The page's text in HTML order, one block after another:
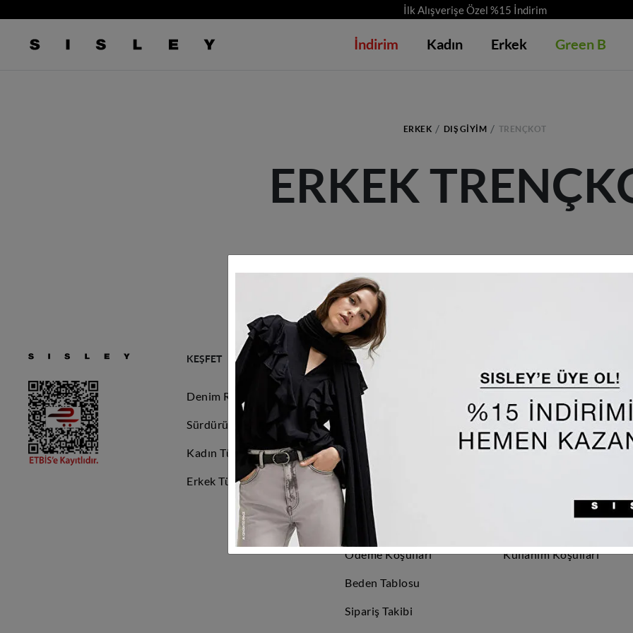
İlk Alışverişe Özel %15 İndirim
logo İndirim Kadın Erkek Green B
ERKEK DIŞ GIYIM TRENÇKOT
ERKEK
Kriterlerinize uyan ürün bulunamadı.
KEŞFET
Denim Rehberi
Sürdürülebilirlik
Kadın Tüm Ürünler
Erkek Tüm Ürünler
MÜŞTERİ HİZMETLERİ
Hakkımızda
Sıkça Sorulan
Sorular
Teslimat Politikası
İade ve Değişim
Politikası
Ödeme Koşulları
Beden Tablosu
Sipariş Takibi
Üyelik Sözleşmesi
Çerez
Bilgilendirmesi
Gizlilik ve Güvenlik
Kullanım Koşulları